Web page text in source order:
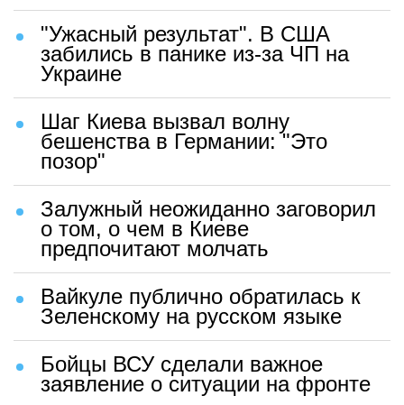
"Ужасный результат". В США
забились в панике из-за ЧП на
Украине
Шаг Киева вызвал волну
бешенства в Германии: "Это
позор"
Залужный неожиданно заговорил
о том, о чем в Киеве
предпочитают молчать
Вайкуле публично обратилась к
Зеленскому на русском языке
Бойцы ВСУ сделали важное
заявление о ситуации на фронте